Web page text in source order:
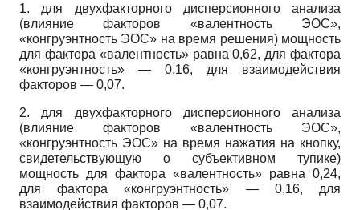
1. для двухфакторного дисперсионного анализа
(влияние факторов «валентность ЭОС»,
«конгруэнтность ЭОС» на время решения) мощность
для фактора «валентность» равна 0,62, для фактора
«конгруэнтность» — 0,16, для взаимодействия
факторов — 0,07.
2. для двухфакторного дисперсионного анализа
(влияние факторов «валентность ЭОС»,
«конгруэнтность ЭОС» на время нажатия на кнопку,
свидетельствующую о субъективном тупике)
мощность для фактора «валентность» равна 0,24,
для фактора «конгруэнтность» — 0,16, для
взаимодействия факторов — 0,07.